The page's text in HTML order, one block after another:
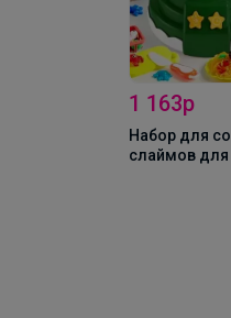
1 163р
Набор для
слаймов для